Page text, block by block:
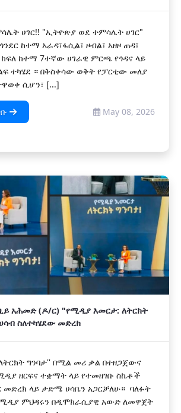
ሀገር!! "ኢትዮጽያ ወደ ተምሳሌት ሀገር"
ከተማ አራዳ፣ፋሲል፣ ዞብል፣ አዘዞ ጠዳ፣
ከተማ 7ተኛው ሀገራዊ ምርጫ የጎዳና ላይ
ተካሄደ ። ​በቅስቀሳው ወቅት የፓርቲው መለያ
ሲሆን፣ [...]
May 08, 2026
አሕመድ (ዶ/ር) "የሚዲያ እመርታ: ለትርክት
ስለተካሄደው መድረክ
ግንባታ'' በሚል መሪ ቃል በተዘጋጀውና
ዘርፍና ተቋማት ላይ የተመዘገቡ ስኬቶች
መድረክ ላይ ታድሜ ሀሳቤን አጋርቻለሁ። ባለፉት
ምህዳሩን በዲሞክራሲያዊ አውድ ለመዋጀት